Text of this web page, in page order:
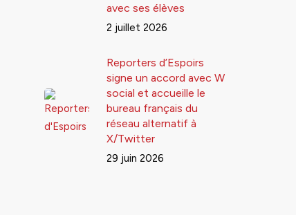
avec ses élèves
2 juillet 2026
Reporters d’Espoirs
signe un accord avec W
social et accueille le
bureau français du
réseau alternatif à
X/Twitter
29 juin 2026